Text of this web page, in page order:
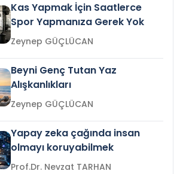
Kas Yapmak İçin Saatlerce
Spor Yapmanıza Gerek Yok
Zeynep GÜÇLÜCAN
Beyni Genç Tutan Yaz
Alışkanlıkları
Zeynep GÜÇLÜCAN
Yapay zeka çağında insan
olmayı koruyabilmek
Prof.Dr. Nevzat TARHAN